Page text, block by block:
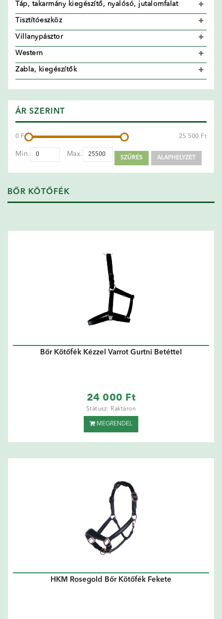
Táp, takarmány kiegészítő, nyalósó, jutalomfalat
Tisztítóeszköz
Villanypásztor
Western
Zabla, kiegészítők
ÁR SZERINT
0 Ft 25 500 Ft
Min. Max.
SZŰRÉS ALAPHELYZET
BŐR KÖTŐFÉK
Bőr Kötőfék Kézzel Varrot Gurtni Betéttel
24 000 Ft
Státusz: Raktáron
MEGRENDEL
HKM Rosegold Bőr Kötőfék Fekete